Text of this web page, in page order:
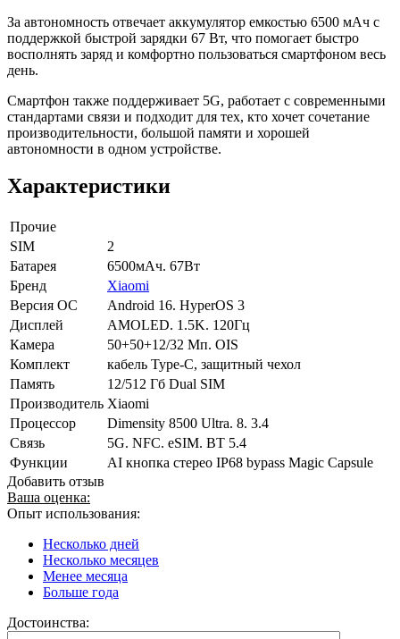
За автономность отвечает аккумулятор емкостью 6500 мАч с
поддержкой быстрой зарядки 67 Вт, что помогает быстро
восполнять заряд и комфортно пользоваться смартфоном весь
день.
Смартфон также поддерживает 5G, работает с современными
стандартами связи и подходит для тех, кто хочет сочетание
производительности, большой памяти и хорошей
автономности в одном устройстве.
Характеристики
Прочие
SIM
2
Батарея
6500мАч. 67Вт
Бренд
Xiaomi
Версия ОС
Android 16. HyperOS 3
Дисплей
AMOLED. 1.5K. 120Гц
Камера
50+50+12/32 Мп. OIS
Комплект
кабель Type-C, защитный чехол
Память
12/512 Гб Dual SIM
Производитель Xiaomi
Процессор
Dimensity 8500 Ultra. 8. 3.4
Связь
5G. NFC. eSIM. BT 5.4
Функции
AI кнопка стерео IP68 bypass Magic Capsule
Добавить отзыв
Ваша оценка:
Опыт использования:
Несколько дней
Несколько месяцев
Менее месяца
Больше года
Достоинства: